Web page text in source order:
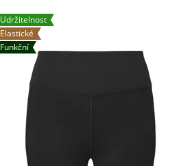
Udržitelnost
Elastické
Funkční